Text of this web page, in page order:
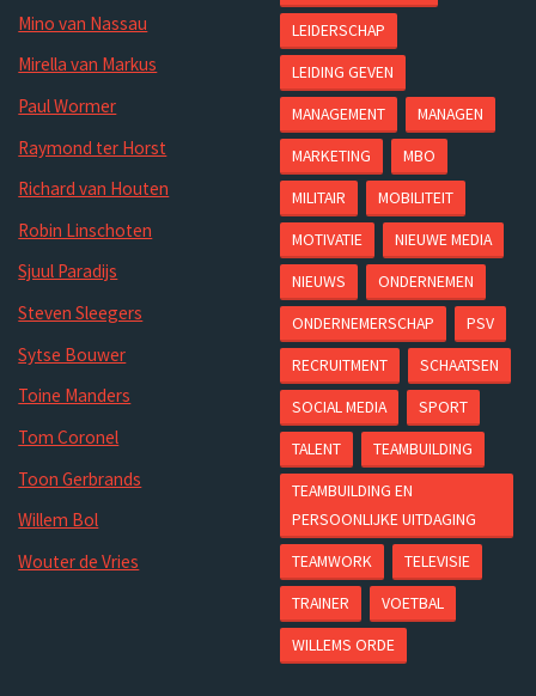
Mino van Nassau
Mirella van Markus
Paul Wormer
Raymond ter Horst
Richard van Houten
Robin Linschoten
Sjuul Paradijs
Steven Sleegers
Sytse Bouwer
Toine Manders
Tom Coronel
Toon Gerbrands
Willem Bol
Wouter de Vries
LEIDERSCHAP
LEIDING GEVEN
MANAGEMENT
MANAGEN
MARKETING
MBO
MILITAIR
MOBILITEIT
MOTIVATIE
NIEUWE MEDIA
NIEUWS
ONDERNEMEN
ONDERNEMERSCHAP
PSV
RECRUITMENT
SCHAATSEN
SOCIAL MEDIA
SPORT
TALENT
TEAMBUILDING
TEAMBUILDING EN
PERSOONLIJKE UITDAGING
TEAMWORK
TELEVISIE
TRAINER
VOETBAL
WILLEMS ORDE